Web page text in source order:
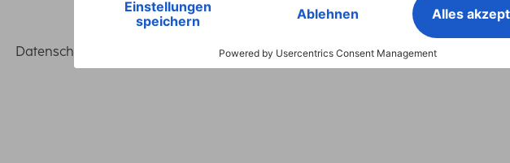
Land wählen
Datenschutz Garantiebestimmungen Konformitätserklärungen